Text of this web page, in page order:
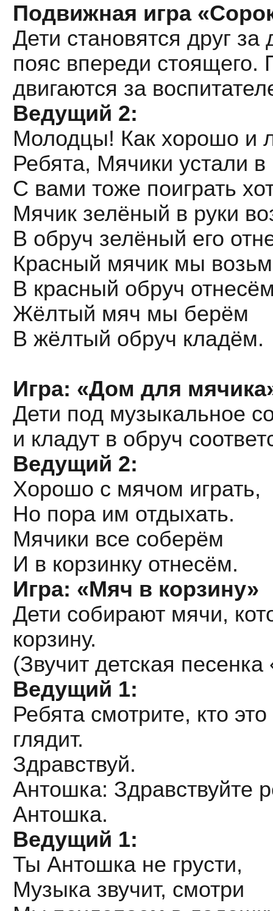
Подвижная игра
Дети становятся друг
пояс впереди стоящего.
двигаются за
Ведущий 2:
Молодцы! Как хорошо и
Ребята, Мячики устали в
С вами тоже поиграть
Мячик зелёный в руки
В обруч зелёный его
Красный мячик мы
В красный обруч
Жёлтый мяч мы берём
В жёлтый обруч кладём.
Игра: «Дом для
Дети под музыкальное
и кладут в обруч
Ведущий 2:
Хорошо с мячом играть,
Но пора им отдыхать.
Мячики все соберём
И в корзинку отнесём.
Игра: «Мяч в корзину»
Дети собирают мячи,
корзину.
(Звучит детская
Ведущий 1:
Ребята смотрите, кто
глядит.
Здравствуй.
Антошка: Здравствуйте
Антошка.
Ведущий 1:
Ты Антошка не грусти,
Музыка звучит, смотри